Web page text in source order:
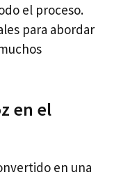
el proceso.
para abordar
en el
en una